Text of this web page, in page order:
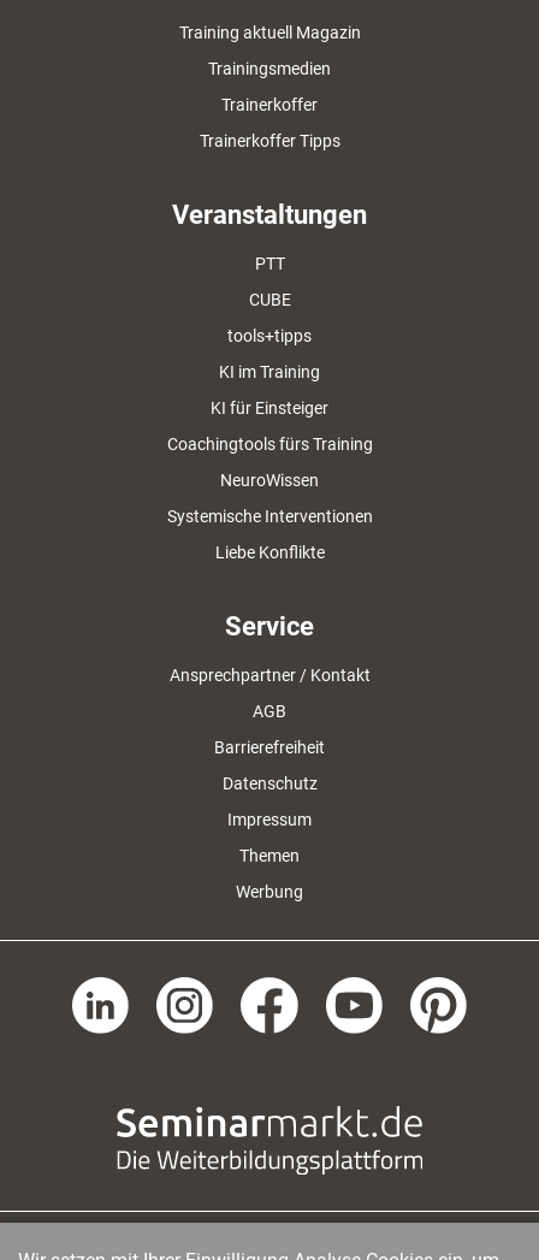
Training aktuell Magazin
Trainingsmedien
Trainerkoffer
Trainerkoffer Tipps
Veranstaltungen
PTT
CUBE
tools+tipps
KI im Training
KI für Einsteiger
Coachingtools fürs Training
NeuroWissen
Systemische Interventionen
Liebe Konflikte
Service
Ansprechpartner / Kontakt
AGB
Barrierefreiheit
Datenschutz
Impressum
Themen
Werbung